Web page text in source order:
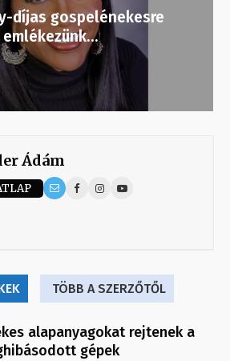
díjas gospelénekesre
emlékezünk…
Ádám
TÖBB A SZERZŐTŐL
alapanyagokat rejtenek a
gépek